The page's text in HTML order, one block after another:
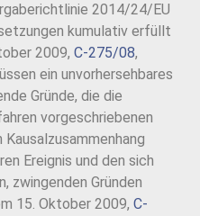
2014/24/EU
kumulativ erfüllt
2009, C-275/08,
ein unvorhersehbares
Gründe, die die
vorgeschriebenen
Ereignis und den sich
zwingenden Gründen
15. Oktober 2009, C-